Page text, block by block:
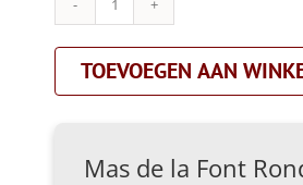
Mas
de
la
Font
Ronde,
Moulin|cinquante|rood
TOEVOEGEN AAN
Mas de la Font